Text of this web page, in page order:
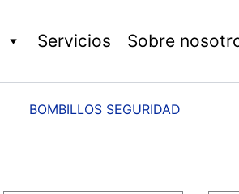
Servicios Sobre
BOMBILLOS SEGURIDAD